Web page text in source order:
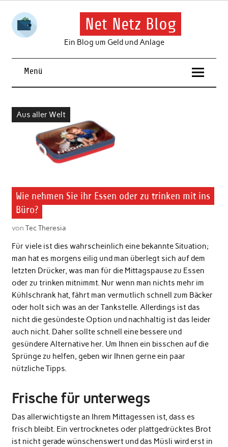
Skip
content
Net Netz Blog
Ein Blog um Geld und Anlage
Menü
Aus aller Welt
Wie nehmen Sie ihr Essen oder zu trinken mit ins
Büro?
von Tec Theresia
Für viele ist dies wahrscheinlich eine bekannte Situation;
man hat es morgens eilig und man überlegt sich auf dem
letzten Drücker, was man für die Mittagspause zu Essen
oder zu trinken mitnimmt. Nur wenn man nichts mehr im
Kühlschrank hat, fährt man vermutlich schnell zum Bäcker
oder holt sich was an der Tankstelle. Allerdings ist das
nicht die gesündeste Option und nachhaltig ist das leider
auch nicht. Daher sollte schnell eine bessere und
gesündere Alternative her. Um Ihnen ein bisschen auf die
Sprünge zu helfen, geben wir Ihnen gerne ein paar
nützliche Tipps.
Frische für unterwegs
Das allerwichtigste an Ihrem Mittagessen ist, dass es
frisch bleibt. Ein vertrocknetes oder plattgedrücktes Brot
ist nicht gerade wünschenswert und das Müsli wird erst in